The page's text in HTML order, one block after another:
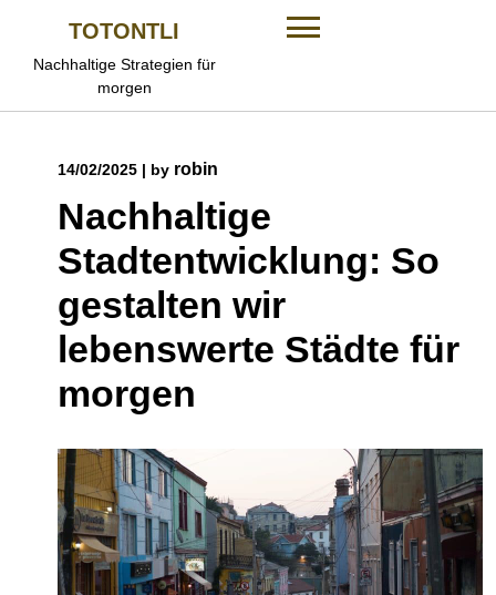
content
TOTONTLI
Nachhaltige Strategien für
morgen
14/02/2025 | by robin
Nachhaltige
Stadtentwicklung: So
gestalten wir
lebenswerte Städte für
morgen